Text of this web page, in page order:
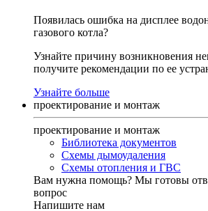
Появилась ошибка на дисплее
газового котла?
Узнайте причину возникновения
получите рекомендации по ее
Узнайте больше
проектирование и монтаж
проектирование и монтаж
Библиотека документов
Схемы дымоудаления
Схемы отопления и ГВС
Вам нужна помощь? Мы готовы
вопрос
Напишите нам